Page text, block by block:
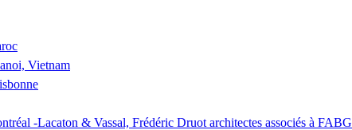
Vietnam
-Lacaton & Vassal, Frédéric Druot architectes associés à FABG